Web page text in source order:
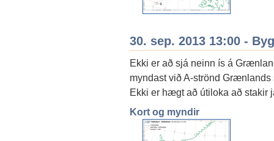
30. sep. 2013 13:00 -
Ekki er að sjá neinn ís á
myndast við A-strönd Grænlands
Ekki er hægt að útiloka að stakir
Kort og myndir